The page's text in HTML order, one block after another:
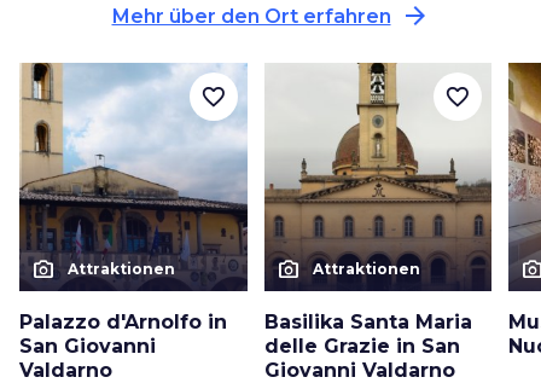
Mehr über den Ort erfahren arrow_forward
photo_camera Attraktionen
Palazzo d'Arnolfo in
San Giovanni
Valdarno
favorite_border
photo_camera Attraktionen
Basilika Santa Maria
delle Grazie in San
Giovanni Valdarno
favorite_border